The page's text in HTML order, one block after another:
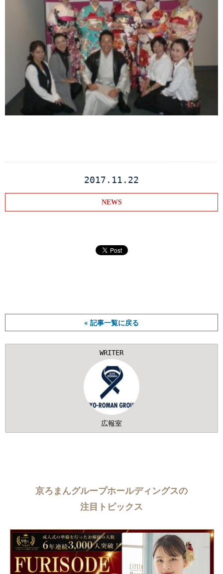
2017.11.22
NEWS
« 記事一覧に戻る
WRITER
広報室
京ろまんグループホールディングスの
注目トピックス